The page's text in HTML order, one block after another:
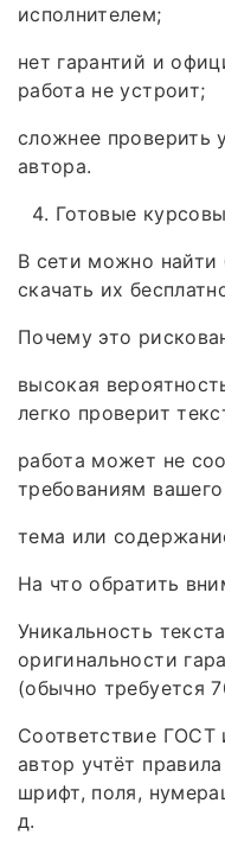
исполнителем;
нет гарантий и
работа не устроит;
сложнее проверить
автора.
Готовые
В сети можно найти
скачать их
Почему это
высокая
легко проверит
работа может не
требованиям вашего
тема или
На что обратить
Уникальность
оригинальности
(обычно требуется
Соответствие ГОСТ
автор учтёт
шрифт, поля,
д.